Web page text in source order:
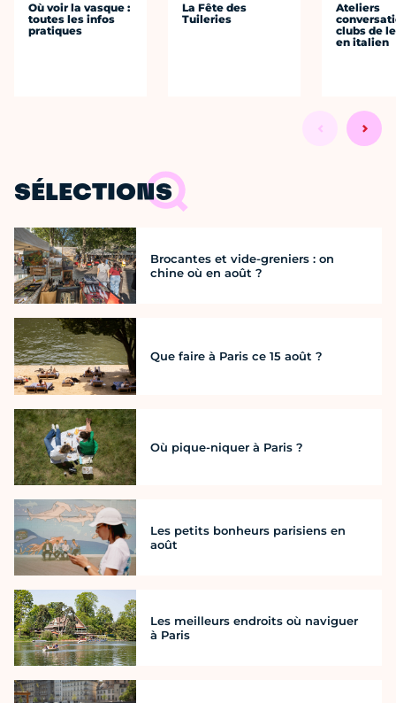
Où voir la vasque :
toutes les infos
pratiques
La Fête des
Tuileries
Ateliers
clubs de
en italien
SÉLECTIONS
Brocantes et vide-greniers : on
chine où en août ?
Que faire à Paris ce 15 août ?
Où pique-niquer à Paris ?
Les petits bonheurs parisiens en
août
Les meilleurs endroits où naviguer
à Paris